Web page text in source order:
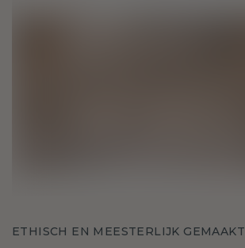
ETHISCH EN MEESTERLIJK GEMAAKT